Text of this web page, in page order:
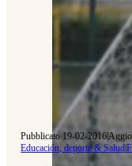
Pubblicato 19-02-2016|
Educación, deporte & Salud|